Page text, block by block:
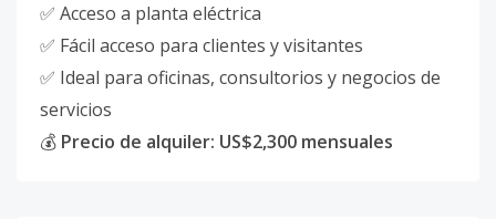
✅ Acceso a planta eléctrica
✅ Fácil acceso para clientes y visitantes
✅ Ideal para oficinas, consultorios y negocios de
servicios
💰 Precio de alquiler: US$2,300 mensuales